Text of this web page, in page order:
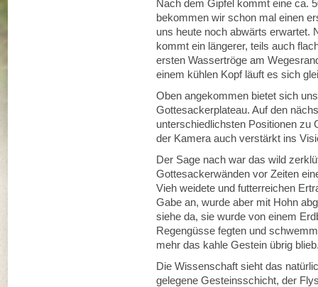
Nach dem Gipfel kommt eine ca.
bekommen wir schon mal einen
uns heute noch abwärts erwartet.
kommt ein längerer, teils auch
ersten Wassertröge am
einem kühlen Kopf läuft es sich
Oben angekommen bietet sich
Gottesackerplateau. Auf den
unterschiedlichsten Positionen zu
der Kamera auch verstärkt ins
Der Sage nach war das wild
Gottesackerwänden vor Zeiten
Vieh weidete und futterreichen
Gabe an, wurde aber mit Hohn
siehe da, sie wurde von einem
Regengüsse fegten und
mehr das kahle Gestein übrig
Die Wissenschaft sieht das
gelegene Gesteinsschicht, der